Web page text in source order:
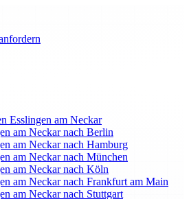
Esslingen am Neckar
am Neckar nach Berlin
am Neckar nach Hamburg
am Neckar nach München
am Neckar nach Köln
am Neckar nach Frankfurt am Main
am Neckar nach Stuttgart